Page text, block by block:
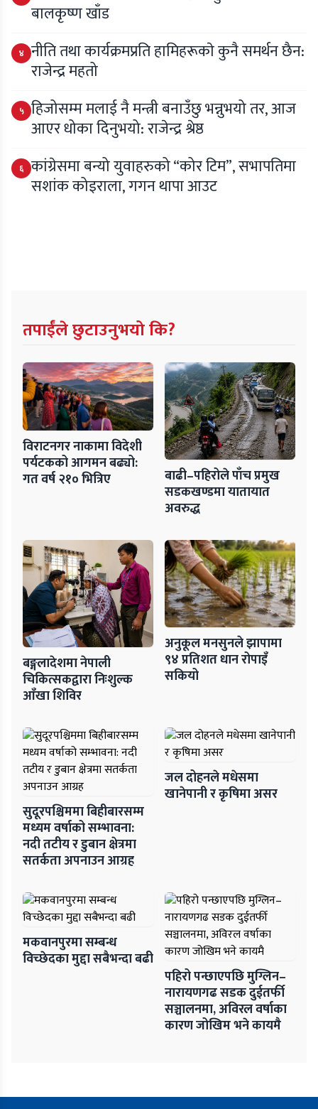
बालकृष्ण खाँड
४ नीति तथा कार्यक्रमप्रति हामिहरूकाे कुनै समर्थन छैन:
राजेन्द्र महतो
५ हिजोसम्म मलाई नै मन्त्री बनाउँछु भन्नुभयो तर, आज
आएर धोका दिनुभयो: राजेन्द्र श्रेष्ठ
६ कांग्रेसमा बन्यो युवाहरुको “कोर टिम”, सभापतिमा
सशांक कोइराला, गगन थापा आउट
तपाईंले छुटाउनुभयो कि?
विराटनगर नाकामा विदेशी
पर्यटकको आगमन बढ्यो:
गत वर्ष २१० भित्रिए बाढी–पहिरोले पाँच प्रमुख
सडकखण्डमा यातायात
अवरुद्ध
बङ्गलादेशमा नेपाली
चिकित्सकद्वारा निःशुल्क
आँखा शिविर
अनुकूल मनसुनले झापामा
९४ प्रतिशत धान रोपाइँ
सकियो
सुदूरपश्चिममा बिहीबारसम्म
मध्यम वर्षाको सम्भावना:
नदी तटीय र डुबान क्षेत्रमा
सतर्कता अपनाउन आग्रह
जल दोहनले मधेसमा
खानेपानी र कृषिमा असर
मकवानपुरमा सम्बन्ध
विच्छेदका मुद्दा सबैभन्दा बढी
पहिरो पन्छाएपछि मुग्लिन–
नारायणगढ सडक दुईतर्फी
सञ्चालनमा, अविरल वर्षाका
कारण जोखिम भने कायमै